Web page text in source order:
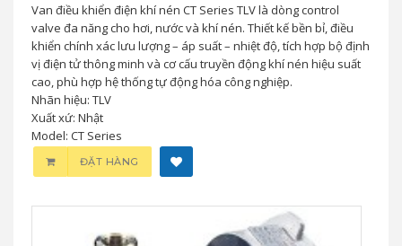
Van điều khiển điện khí nén CT Series TLV là dòng control
valve đa năng cho hơi, nước và khí nén. Thiết kế bền bỉ, điều
khiển chính xác lưu lượng – áp suất – nhiệt độ, tích hợp bộ định
vị điện tử thông minh và cơ cấu truyền động khí nén hiệu suất
cao, phù hợp hệ thống tự động hóa công nghiệp.
Nhãn hiệu: TLV
Xuất xứ: Nhật
Model: CT Series
ĐẶT HÀNG